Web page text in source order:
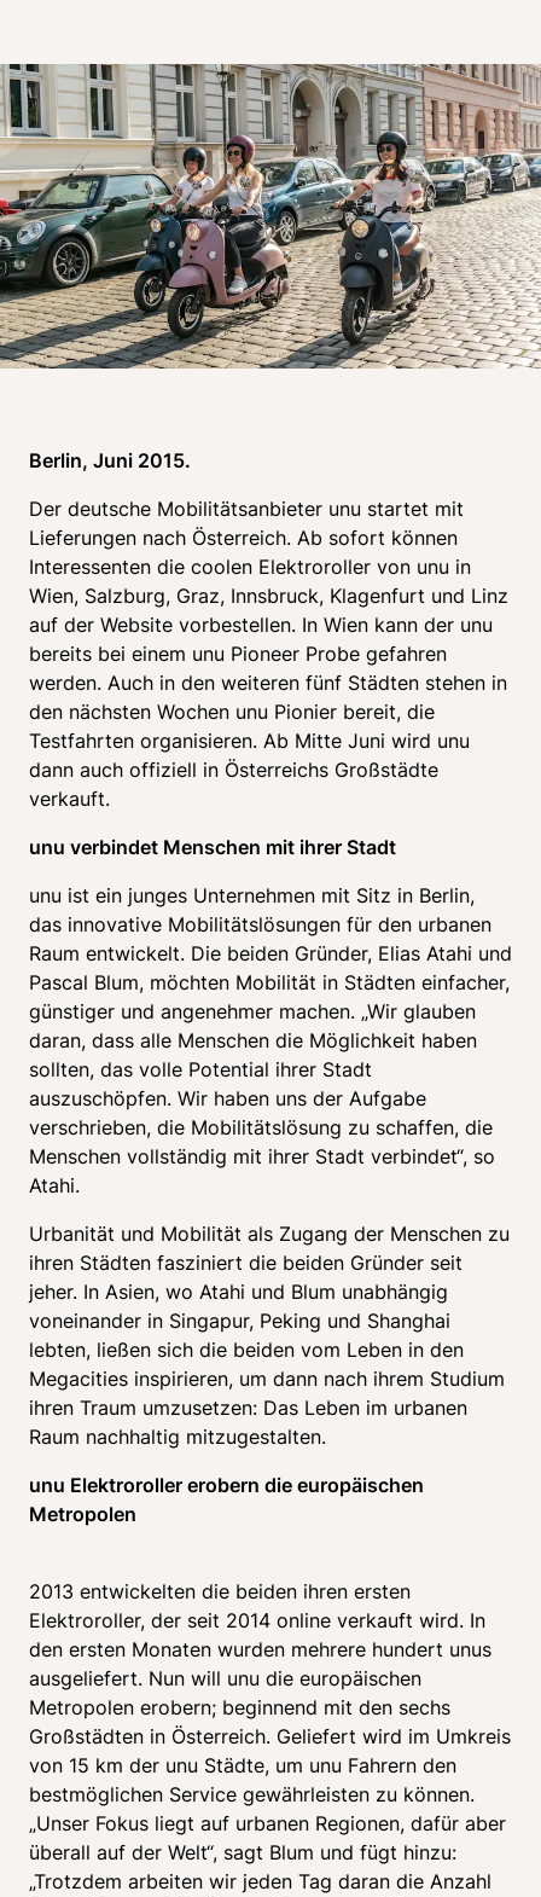
Berlin, Juni 2015.
Der deutsche Mobilitätsanbieter unu startet mit
Lieferungen nach Österreich. Ab sofort können
Interessenten die coolen Elektroroller von unu in
Wien, Salzburg, Graz, Innsbruck, Klagenfurt und Linz
auf der Website vorbestellen. In Wien kann der unu
bereits bei einem unu Pioneer Probe gefahren
werden. Auch in den weiteren fünf Städten stehen in
den nächsten Wochen unu Pionier bereit, die
Testfahrten organisieren. Ab Mitte Juni wird unu
dann auch offiziell in Österreichs Großstädte
verkauft.
unu verbindet Menschen mit ihrer Stadt
unu ist ein junges Unternehmen mit Sitz in Berlin,
das innovative Mobilitätslösungen für den urbanen
Raum entwickelt. Die beiden Gründer, Elias Atahi und
Pascal Blum, möchten Mobilität in Städten einfacher,
günstiger und angenehmer machen. „Wir glauben
daran, dass alle Menschen die Möglichkeit haben
sollten, das volle Potential ihrer Stadt
auszuschöpfen. Wir haben uns der Aufgabe
verschrieben, die Mobilitätslösung zu schaffen, die
Menschen vollständig mit ihrer Stadt verbindet“, so
Atahi.
Urbanität und Mobilität als Zugang der Menschen zu
ihren Städten fasziniert die beiden Gründer seit
jeher. In Asien, wo Atahi und Blum unabhängig
voneinander in Singapur, Peking und Shanghai
lebten, ließen sich die beiden vom Leben in den
Megacities inspirieren, um dann nach ihrem Studium
ihren Traum umzusetzen: Das Leben im urbanen
unu Elektroroller erobern die europäischen
Metropolen
2013 entwickelten die beiden ihren ersten
Elektroroller, der seit 2014 online verkauft wird. In
den ersten Monaten wurden mehrere hundert unus
ausgeliefert. Nun will unu die europäischen
Metropolen erobern; beginnend mit den sechs
Großstädten in Österreich. Geliefert wird im Umkreis
von 15 km der unu Städte, um unu Fahrern den
bestmöglichen Service gewährleisten zu können.
„Unser Fokus liegt auf urbanen Regionen, dafür aber
überall auf der Welt“, sagt Blum und fügt hinzu:
„Trotzdem arbeiten wir jeden Tag daran die Anzahl